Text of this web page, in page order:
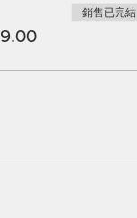
銷售已完結